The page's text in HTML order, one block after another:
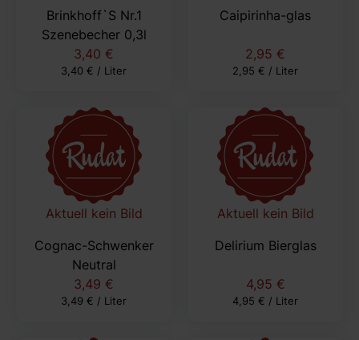
Brinkhoff`S Nr.1
Szenebecher 0,3l
3,40 €
3,40 € / Liter
Caipirinha-glas
2,95 €
2,95 € / Liter
Aktuell kein Bild
Cognac-Schwenker
Neutral
3,49 €
3,49 € / Liter
Aktuell kein Bild
Delirium Bierglas
4,95 €
4,95 € / Liter